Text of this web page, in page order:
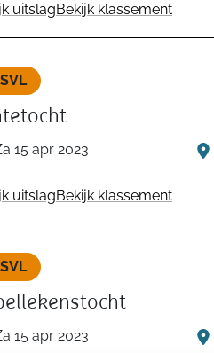
uitslagBekijk klassement
15 apr 2023
uitslagBekijk klassement
15 apr 2023